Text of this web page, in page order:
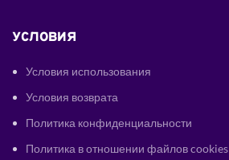
УСЛОВИЯ
Условия использования
Условия возврата
Политика конфиденциальности
Политика в отношении файлов cookies